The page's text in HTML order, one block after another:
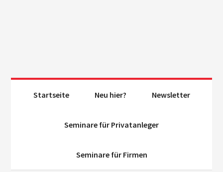
Startseite Neu hier? Newsletter
Seminare für Privatanleger
Seminare für Firmen